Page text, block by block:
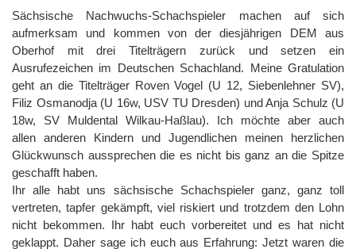
Sächsische Nachwuchs-Schachspieler machen auf sich
aufmerksam und kommen von der diesjährigen DEM aus
Oberhof mit drei Titelträgern zurück und setzen ein
Ausrufezeichen im Deutschen Schachland. Meine Gratulation
geht an die Titelträger Roven Vogel (U 12, Siebenlehner SV),
Filiz Osmanodja (U 16w, USV TU Dresden) und Anja Schulz (U
18w, SV Muldental Wilkau-Haßlau). Ich möchte aber auch
allen anderen Kindern und Jugendlichen meinen herzlichen
Glückwunsch aussprechen die es nicht bis ganz an die Spitze
geschafft haben.
Ihr alle habt uns sächsische Schachspieler ganz, ganz toll
vertreten, tapfer gekämpft, viel riskiert und trotzdem den Lohn
nicht bekommen. Ihr habt euch vorbereitet und es hat nicht
geklappt. Daher sage ich euch aus Erfahrung: Jetzt waren die